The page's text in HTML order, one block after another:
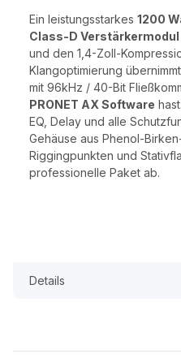
Ein leistungsstarkes 1200
Class-D Verstärkermodul
und den 1,4-Zoll-
Klangoptimierung
mit 96kHz / 40-Bit
PRONET AX Software
EQ, Delay und alle
Gehäuse aus Phenol-
Riggingpunkten und
professionelle Paket ab.
Details